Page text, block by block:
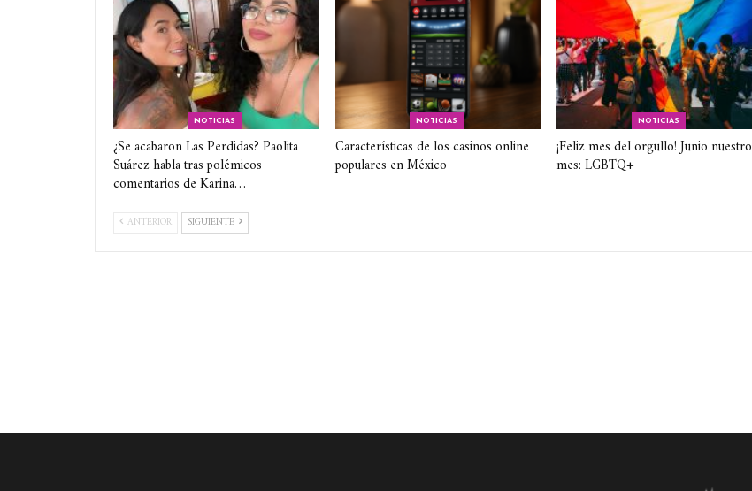
NOTICIAS
¿Se acabaron Las Perdidas? Paolita
Suárez habla tras polémicos
comentarios de Karina…
NOTICIAS
Características de los casinos online
populares en México
NOTICIAS
¡Feliz mes del orgullo! Junio nuestro
mes: LGBTQ+
ANTERIOR SIGUIENTE